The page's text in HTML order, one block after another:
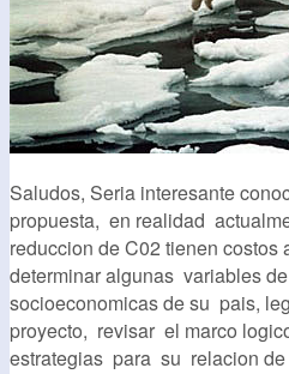
Saludos, Seria interesante
propuesta, en realidad
reduccion de C02 tienen
determinar algunas variables
socioeconomicas de su pais,
proyecto, revisar el marco
estrategias para su relacion de